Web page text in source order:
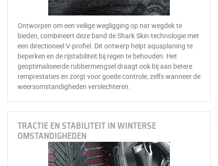
Ontworpen om een veilige wegligging op nat wegdek te
bieden, combineert deze band de Shark Skin-technologie met
een directioneel V-profiel. Dit ontwerp helpt aquaplaning te
beperken en de rijstabiliteit bij regen te behouden. Het
geoptimaliseerde rubbermengsel draagt ook bij aan betere
remprestaties en zorgt voor goede controle, zelfs wanneer de
weersomstandigheden verslechteren.
TRACTIE EN STABILITEIT IN WINTERSE
OMSTANDIGHEDEN